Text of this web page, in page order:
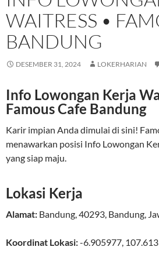
WAITRESS •
BANDUNG
DESEMBER 31, 2024 LOKERHARIAN
Info Lowongan Kerja
Famous Cafe Bandung
Karir impian Anda dimulai di sini!
menawarkan posisi Info Lowongan
yang siap maju.
Lokasi Kerja
Alamat: Bandung,40293, Bandung,
Koordinat Lokasi:-6.905977,